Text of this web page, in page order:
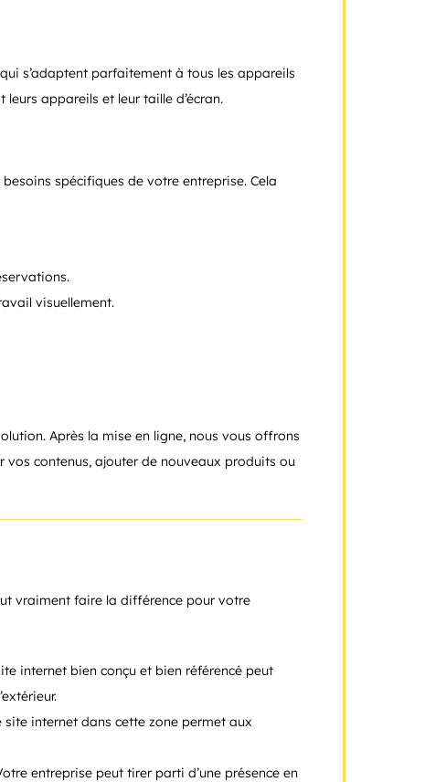
s’adaptent parfaitement à tous les appareils
appareils et leur taille d’écran.
spécifiques de votre entreprise. Cela
visuellement.
Après la mise en ligne, nous vous offrons
contenus, ajouter de nouveaux produits ou
vraiment faire la différence pour votre
internet bien conçu et bien référencé peut
internet dans cette zone permet aux
entreprise peut tirer parti d’une présence en